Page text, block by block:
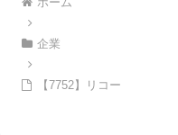
企業
【7752】リコー